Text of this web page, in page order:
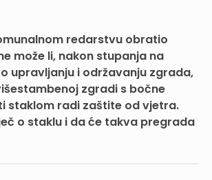
redarstvu obratio
može li, nakon stupanja na
upravljanju i održavanju zgrada,
zgradi s bočne
staklom radi zaštite od vjetra.
o staklu i da će takva pregrada